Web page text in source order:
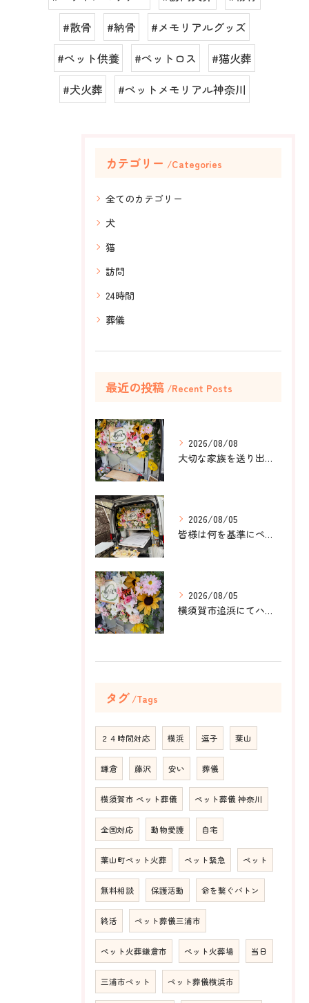
#散骨
#納骨
#メモリアルグッズ
#ペット供養
#ペットロス
#猫火葬
#犬火葬
#ペットメモリアル神奈川
カテゴリー Categories
全てのカテゴリー
犬
猫
訪問
24時間
葬儀
最近の投稿 Recent Posts
2026/08/08
大切な家族を送り出すお手伝いをしました。
2026/08/05
皆様は何を基準にペット葬儀社を選びますか？
2026/08/05
横須賀市追浜にてハムスターのみかんちゃんのペット火葬のお手伝...
タグ Tags
２４時間対応 横浜 逗子 葉山
鎌倉 藤沢 安い 葬儀
横須賀市 ペット葬儀 ペット葬儀 神奈川
全国対応 動物愛護 自宅
葉山町ペット火葬 ペット緊急 ペット
無料相談 保護活動 命を繋ぐバトン
終活 ペット葬儀三浦市
ペット火葬鎌倉市 ペット火葬場 当日
三浦市ペット ペット葬儀横浜市